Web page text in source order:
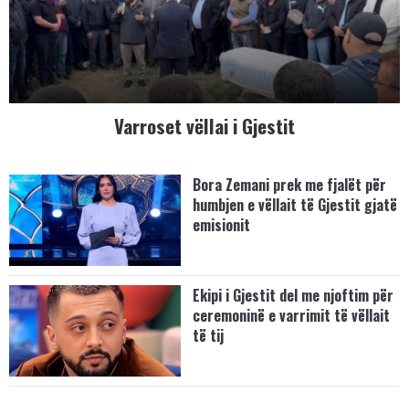
Varroset vëllai i Gjestit
Bora Zemani prek me fjalët për
humbjen e vëllait të Gjestit gjatë
emisionit
Ekipi i Gjestit del me njoftim për
ceremoninë e varrimit të vëllait
të tij